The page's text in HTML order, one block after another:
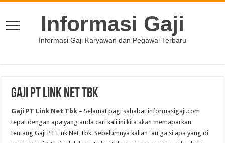
Informasi Gaji
Informasi Gaji Karyawan dan Pegawai Terbaru
Gaji PT Link Net Tbk
Gaji PT Link Net Tbk – Selamat pagi sahabat informasigaji.com
tepat dengan apa yang anda cari kali ini kita akan memaparkan
tentang Gaji PT Link Net Tbk. Sebelumnya kalian tau ga si apa yang di